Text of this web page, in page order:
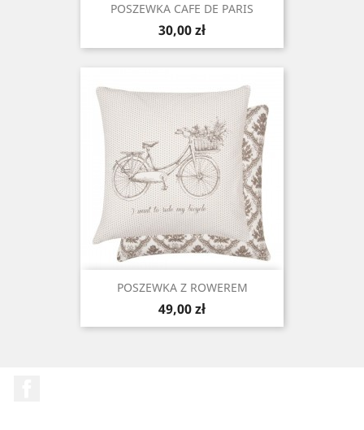
POSZEWKA CAFE DE PARIS
Cena
30,00 zł
POSZEWKA Z ROWEREM
Cena
49,00 zł